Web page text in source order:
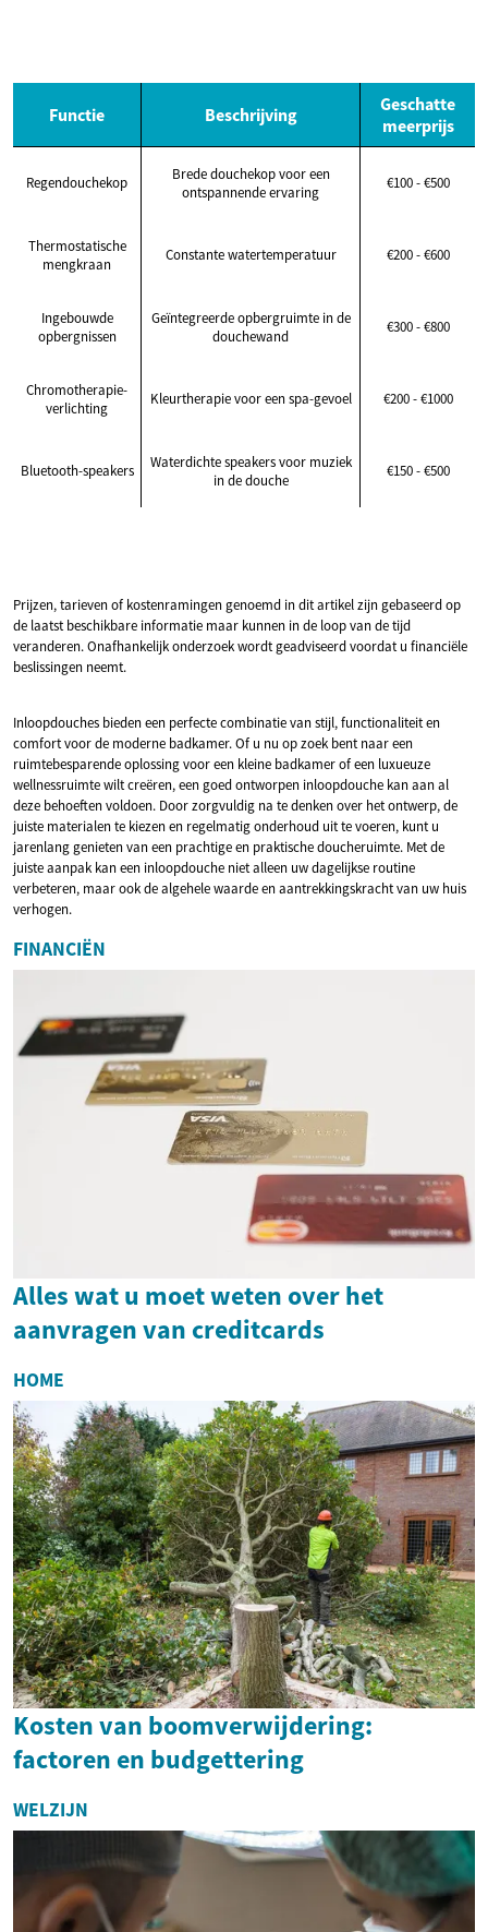
Functie Beschrijving
Geschatte
meerprijs
Regendouchekop
Brede douchekop voor een
ontspannende ervaring
€100 - €500
Thermostatische
mengkraan
Constante watertemperatuur €200 - €600
Ingebouwde
opbergnissen
Geïntegreerde opbergruimte in de
douchewand
€300 - €800
Chromotherapie-
verlichting
Kleurtherapie voor een spa-gevoel €200 - €1000
Bluetooth-speakers
Waterdichte speakers voor muziek
in de douche
€150 - €500
Prijzen, tarieven of kostenramingen genoemd in dit artikel zijn gebaseerd op
de laatst beschikbare informatie maar kunnen in de loop van de tijd
veranderen. Onafhankelijk onderzoek wordt geadviseerd voordat u financiële
beslissingen neemt.
Inloopdouches bieden een perfecte combinatie van stijl, functionaliteit en
comfort voor de moderne badkamer. Of u nu op zoek bent naar een
ruimtebesparende oplossing voor een kleine badkamer of een luxueuze
wellnessruimte wilt creëren, een goed ontworpen inloopdouche kan aan al
deze behoeften voldoen. Door zorgvuldig na te denken over het ontwerp, de
juiste materialen te kiezen en regelmatig onderhoud uit te voeren, kunt u
jarenlang genieten van een prachtige en praktische doucheruimte. Met de
juiste aanpak kan een inloopdouche niet alleen uw dagelijkse routine
verbeteren, maar ook de algehele waarde en aantrekkingskracht van uw huis
verhogen.
FINANCIËN
Alles wat u moet weten over het
aanvragen van creditcards
HOME
Kosten van boomverwijdering:
factoren en budgettering
WELZIJN